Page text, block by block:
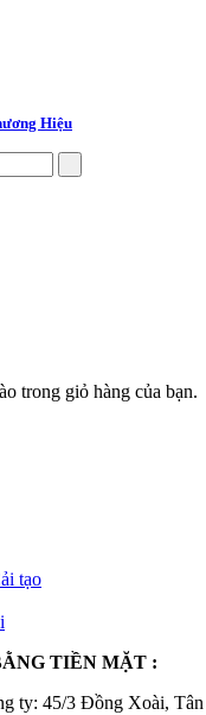
Hiệu
trong giỏ hàng của bạn.
tạo
TIỀN MẶT :
ty: 45/3 Đồng Xoài,